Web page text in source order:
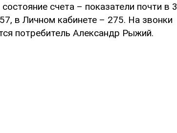
счета – показатели почти в 3
в Личном кабинете – 275. На звонки
потребитель Александр Рыжий.